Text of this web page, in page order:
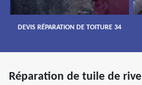
DEVIS RÉPARATION DE TOITURE 34
Réparation de tuile de rive